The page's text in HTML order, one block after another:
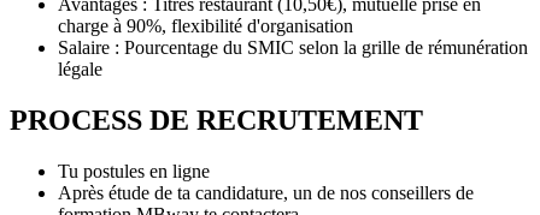
charge à 90%, flexibilité d'organisation
Salaire : Pourcentage du SMIC selon la grille de rémunération
légale
PROCESS DE RECRUTEMENT
Tu postules en ligne
Après étude de ta candidature, un de nos conseillers de